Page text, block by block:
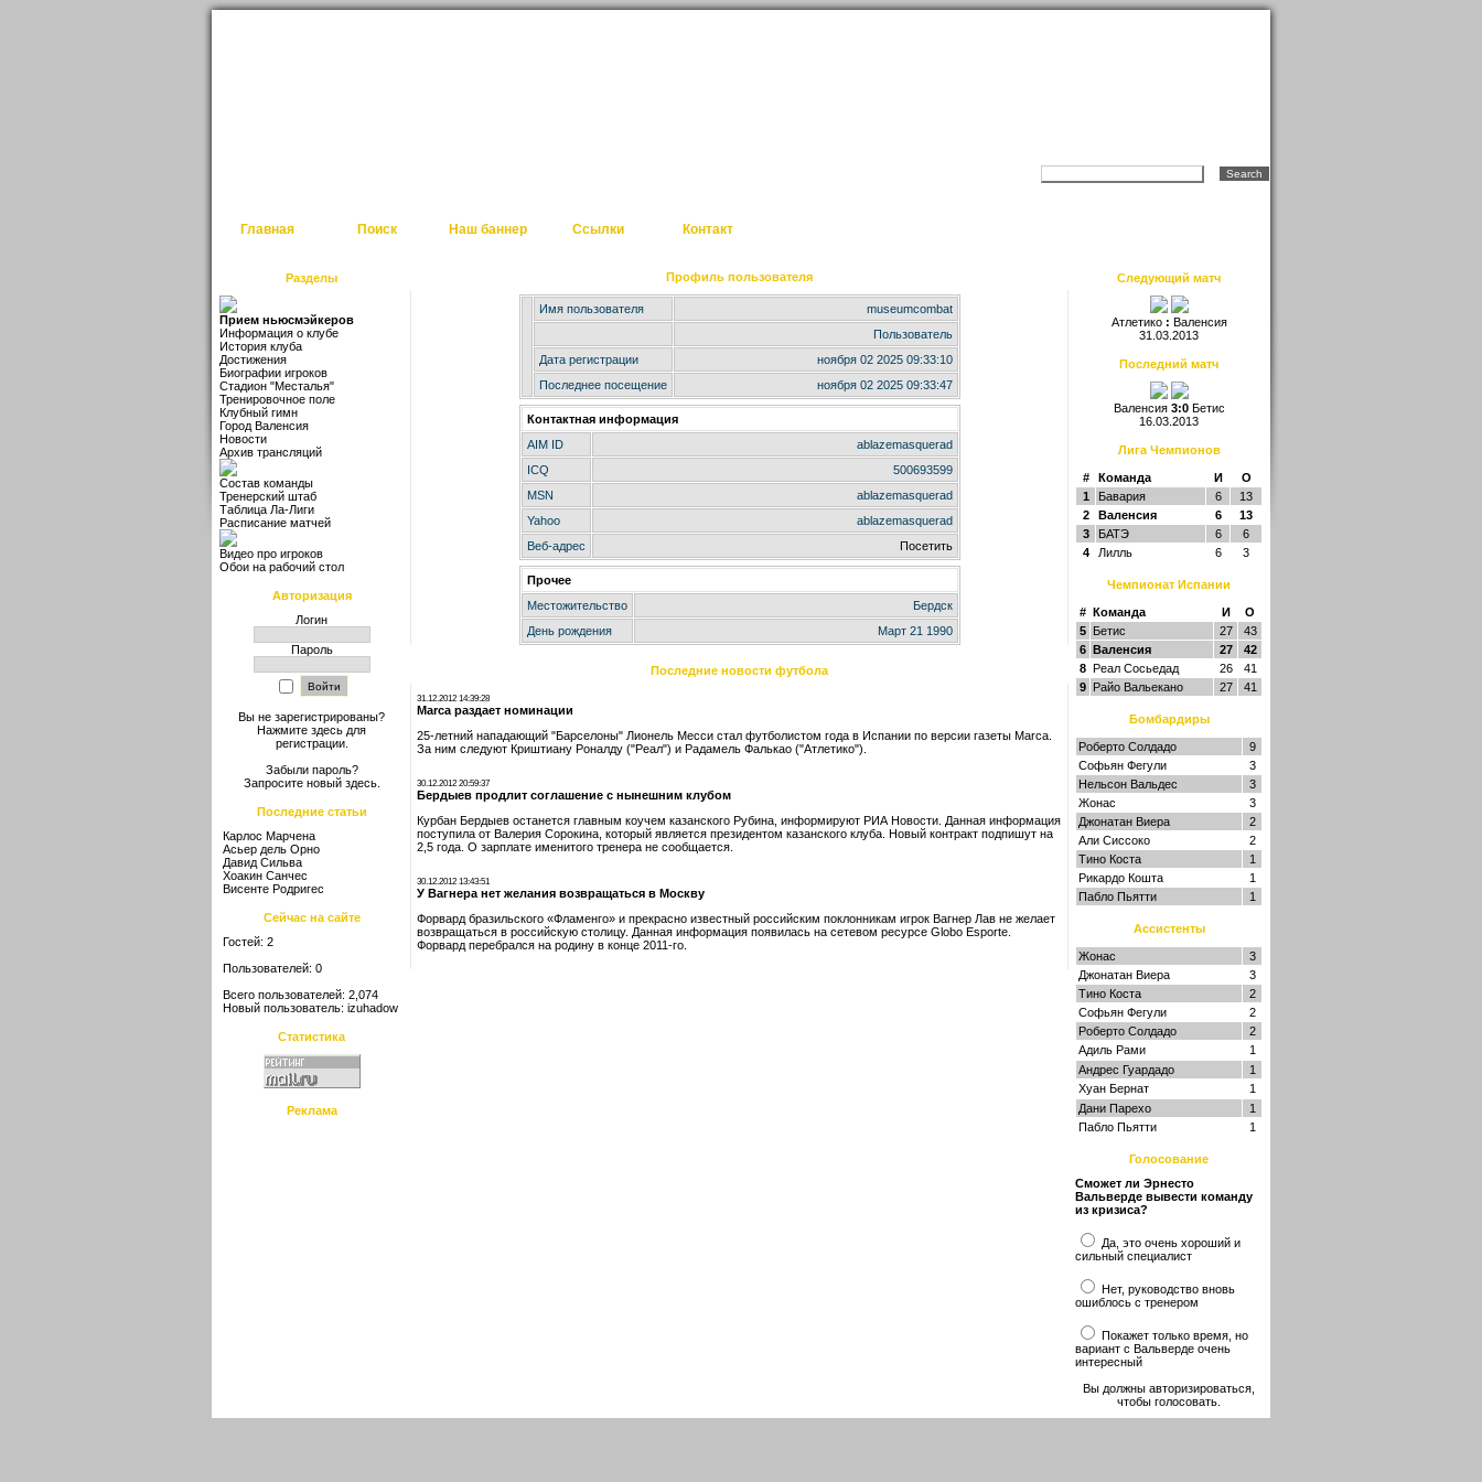
Главная Поиск Наш баннер Ссылки Контакт
Разделы
Прием ньюсмэйкеров
Информация о клубе
История клуба
Достижения
Биографии игроков
Стадион "Месталья"
Тренировочное поле
Клубный гимн
Город Валенсия
Новости
Архив трансляций
Состав команды
Тренерский штаб
Таблица Ла-Лиги
Расписание матчей
Видео про игроков
Обои на рабочий стол
Авторизация
Логин
Пароль
Вы не зарегистрированы?
Нажмите здесь для
регистрации.
Забыли пароль?
Запросите новый здесь.
Последние статьи
Карлос Марчена
Асьер дель Орно
Давид Сильва
Хоакин Санчес
Висенте Родригес
Сейчас на сайте
Гостей: 2
Пользователей: 0
Всего пользователей: 2,074
Новый пользователь: izuhadow
Статистика
Реклама
Профиль пользователя
Имя пользователя
museumcombat
Пользователь
Дата регистрации
ноября 02 2025 09:33:10
Последнее посещение
ноября 02 2025 09:33:47
Контактная информация
AIM ID
ablazemasquerad
ICQ
500693599
MSN
ablazemasquerad
Yahoo
ablazemasquerad
Веб-адрес
Посетить
Прочее
Местожительство
Бердск
День рождения
Март 21 1990
Последние новости футбола
31.12.2012 14:39:28
Marca раздает номинации
25-летний нападающий "Барселоны" Лионель Месси стал футболистом года в Испании по версии газеты Marca.
За ним следуют Криштиану Роналду ("Реал") и Радамель Фалькао ("Атлетико").
30.12.2012 20:59:37
Бердыев продлит соглашение с нынешним клубом
Курбан Бердыев останется главным коучем казанского Рубина, информируют РИА Новости. Данная информация
поступила от Валерия Сорокина, который является президентом казанского клуба. Новый контракт подпишут на
2,5 года. О зарплате именитого тренера не сообщается.
30.12.2012 13:43:51
У Вагнера нет желания возвращаться в Москву
Форвард бразильского «Фламенго» и прекрасно известный российским поклонникам игрок Вагнер Лав не желает
возвращаться в российскую столицу. Данная информация появилась на сетевом ресурсе Globo Esporte.
Форвард перебрался на родину в конце 2011-го.
Следующий матч
Атлетико: Валенсия
31.03.2013
Последний матч
Валенсия3:0 Бетис
16.03.2013
Лига Чемпионов
# Команда И
О
1
Бавария 6
13
2
Валенсия 6
13
3
БАТЭ 6
6
4
Лилль 6 3
Чемпионат Испании
# Команда И
О
5 Бетис 27
43
6 Валенсия 27
42
8 Реал Сосьедад 26
41
9 Райо Вальекано 27 41
Бомбардиры
Роберто Солдадо
9
Софьян Фегули
3
Нельсон Вальдес
3
Жонас
3
Джонатан Виера
2
Али Сиссоко
2
Тино Коста
1
Рикардо Кошта
1
Пабло Пьятти
1
Ассистенты
Жонас
3
Джонатан Виера
3
Тино Коста
2
Софьян Фегули
2
Роберто Солдадо
2
Адиль Рами
1
Андрес Гуардадо
1
Хуан Бернат
1
Дани Парехо
1
Пабло Пьятти
1
Голосование
Сможет ли Эрнесто
Вальверде вывести команду
из кризиса?
Да, это очень хороший и
сильный специалист
Нет, руководство вновь
ошиблось с тренером
Покажет только время, но
вариант с Вальверде очень
интересный
Вы должны авторизироваться,
чтобы голосовать.